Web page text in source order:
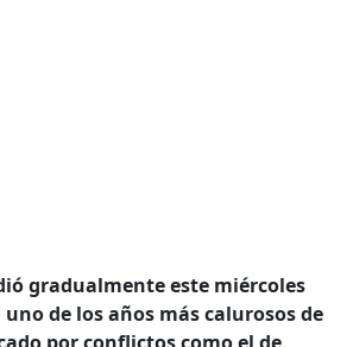
gradualmente este miércoles
de los años más calurosos de